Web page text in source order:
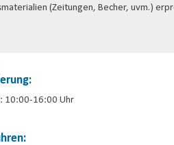
(Zeitungen, Becher, uvm.)
10:00-16:00 Uhr